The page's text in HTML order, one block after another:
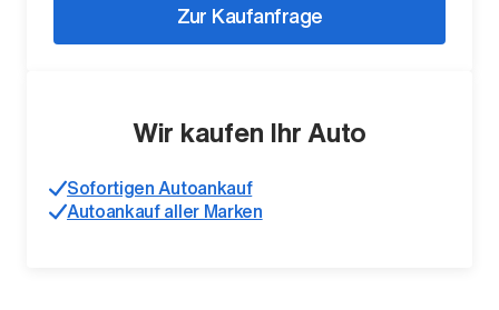
Zur Kaufanfrage
Wir kaufen Ihr Auto
Sofortigen Autoankauf
Autoankauf aller Marken